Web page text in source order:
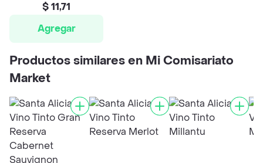
$ 11,71
Agregar
Productos similares en Mi Comisariato
Market